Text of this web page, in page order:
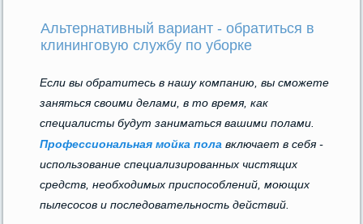
Альтернативный вариант - обратиться в
клининговую службу по уборке
Если вы обратитесь в нашу компанию, вы сможете
заняться своими делами, в то время, как
специалисты будут заниматься вашими полами.
Профессиональная мойка пола включает в себя -
использование специализированных чистящих
средств, необходимых приспособлений, моющих
пылесосов и последовательность действий.